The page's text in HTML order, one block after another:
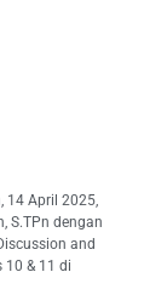
14 April 2025,
S.TPn dengan
and
10 & 11 di